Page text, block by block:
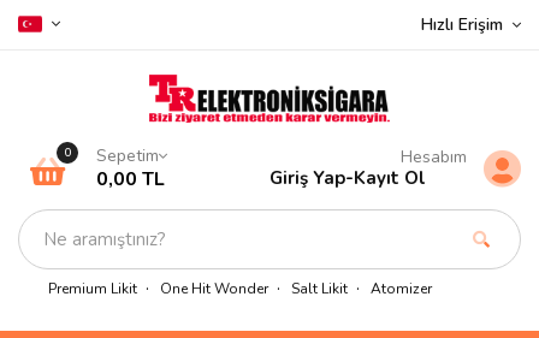
Hızlı Erişim
Premium Likit One Hit Wonder Salt Likit Atomizer
0 Sepetim
0,00 TL
Hesabım
Giriş Yap-Kayıt Ol